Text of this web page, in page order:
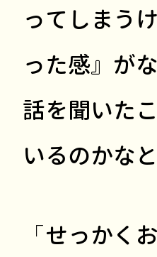
ってしまう
った感』が
話を聞いた
いるのかな
「せっかく